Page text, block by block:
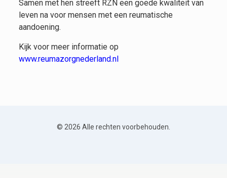
Samen met hen streeft RZN een goede kwaliteit van
leven na voor mensen met een reumatische
aandoening.
Kijk voor meer informatie op
www.reumazorgnederland.nl
© 2026 Alle rechten voorbehouden.